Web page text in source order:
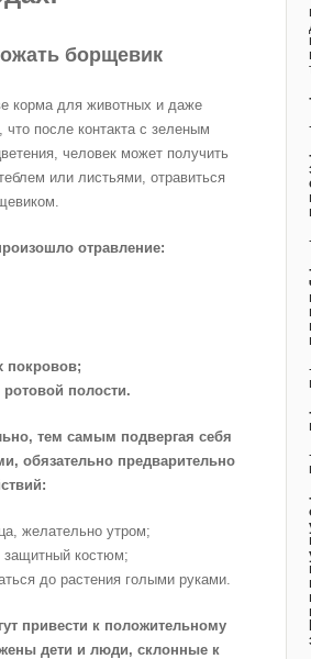
борщевик
корма для животных и даже
после контакта с зеленым
человек может получить
или листьями, отравиться
отравление:
покровов;
ротовой полости.
тем самым подвергая себя
обязательно предварительно
желательно утром;
защитный костюм;
до растения голыми руками.
привести к положительному
дети и люди, склонные к